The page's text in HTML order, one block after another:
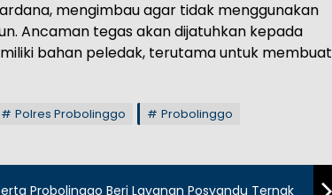
mengimbau agar tidak menggunakan
Ancaman tegas akan dijatuhkan kepada
bahan peledak, terutama untuk membuat
Polres Probolinggo
Probolinggo
Probolinggo Beri Layanan Posyandu Ternak